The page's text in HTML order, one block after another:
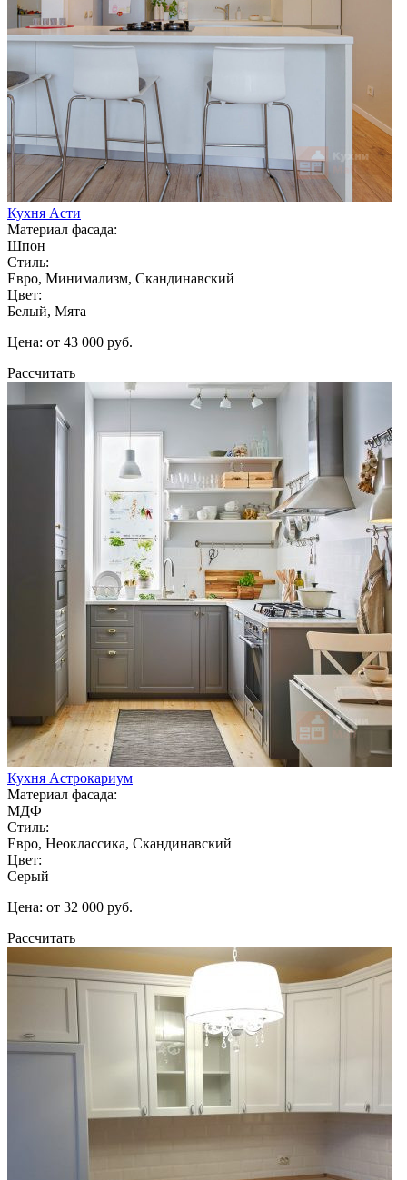
Кухня Асти
Материал фасада:
Шпон
Стиль:
Евро, Минимализм, Скандинавский
Цвет:
Белый, Мята
Цена: от 43 000 руб.
Рассчитать
Кухня Астрокариум
Материал фасада:
МДФ
Стиль:
Евро, Неоклассика, Скандинавский
Цвет:
Серый
Цена: от 32 000 руб.
Рассчитать